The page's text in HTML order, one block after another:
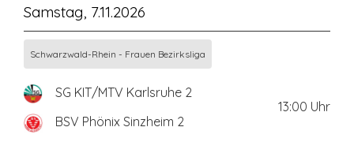
Samstag, 7.11.2026
Schwarzwald-Rhein - Frauen Bezirksliga
SG KIT/MTV Karlsruhe 2
BSV Phönix Sinzheim 2
13:00 Uhr